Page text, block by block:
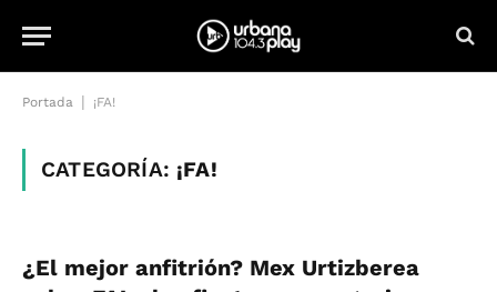
Portada ¡FA!
CATEGORÍA: ¡FA!
¿El mejor anfitrión? Mex Urtizberea